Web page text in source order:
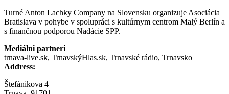
Turné Anton Lachky Company na Slovensku organizuje Asociácia
Bratislava v pohybe v spolupráci s kultúrnym centrom Malý Berlín a
s finančnou podporou Nadácie SPP.
Mediálni partneri
trnava-live.sk, TrnavskýHlas.sk, Trnavské rádio, Trnavsko
Address:
Štefánikova 4